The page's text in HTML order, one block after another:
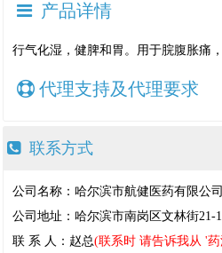
产品详情
行气化湿，健脾和胃。用于脘腹胀痛
代理支持及代理要求
联系方式
公司名称：哈尔滨市航健医药有限公司
公司地址：哈尔滨市南岗区文林街21-
联 系 人：赵总(联系时 请告诉我从 '